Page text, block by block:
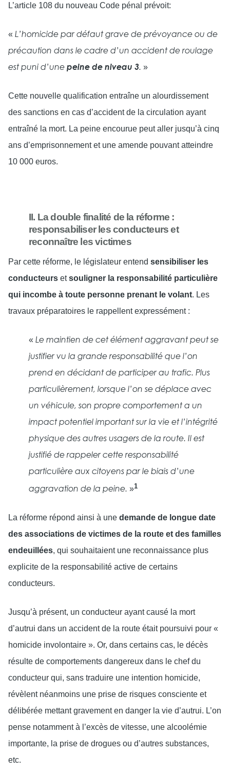
L’article 108 du nouveau Code pénal prévoit:
« L’homicide par défaut grave de prévoyance ou de
précaution dans le cadre d’un accident de roulage
est puni d’une peine de niveau 3. »
Cette nouvelle qualification entraîne un alourdissement
des sanctions en cas d’accident de la circulation ayant
entraîné la mort. La peine encourue peut aller jusqu’à cinq
ans d’emprisonnement et une amende pouvant atteindre
10 000 euros.
II. La double finalité de la réforme :
responsabiliser les conducteurs et
reconnaître les victimes
Par cette réforme, le législateur entend sensibiliser les
conducteurs etsouligner la responsabilité particulière
qui incombe à toute personne prenant le volant. Les
travaux préparatoires le rappellent expressément :
« Le maintien de cet élément aggravant peut se
justifier vu la grande responsabilité que l’on
prend en décidant de participer au trafic. Plus
particulièrement, lorsque l’on se déplace avec
un véhicule, son propre comportement a un
impact potentiel important sur la vie et l’intégrité
physique des autres usagers de la route. Il est
justifié de rappeler cette responsabilité
particulière aux citoyens par le biais d’une
aggravation de la peine. »1
La réforme répond ainsi à une demande de longue date
des associations de victimes de la route et des familles
endeuillées, qui souhaitaient une reconnaissance plus
explicite de la responsabilité active de certains
conducteurs.
Jusqu’à présent, un conducteur ayant causé la mort
d’autrui dans un accident de la route était poursuivi pour «
homicide involontaire ». Or, dans certains cas, le décès
résulte de comportements dangereux dans le chef du
conducteur qui, sans traduire une intention homicide,
révèlent néanmoins une prise de risques consciente et
délibérée mettant gravement en danger la vie d’autrui. L’on
pense notamment à l’excès de vitesse, une alcoolémie
importante, la prise de drogues ou d’autres substances,
etc.